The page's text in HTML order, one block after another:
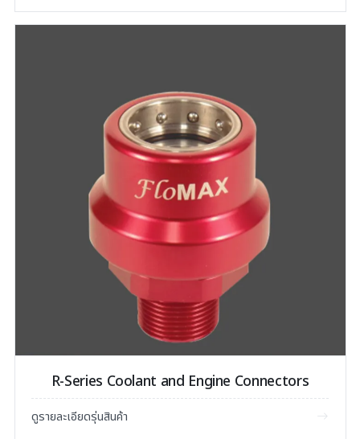
R-Series Coolant and Engine Connectors
ดูรายละเอียดรุ่นสินค้า